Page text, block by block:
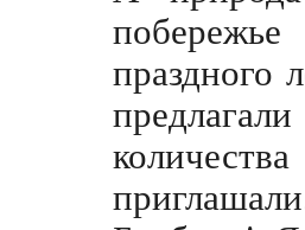
праздного